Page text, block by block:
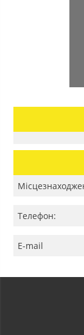
Телефон:
E-mail